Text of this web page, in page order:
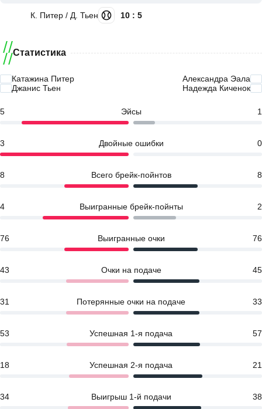
К. Питер / Д. Тьен 10 : 5
Статистика
Катажина Питер
Джанис Тьен
Александра Эала
Надежда Киченок
5 Эйсы 1
3 Двойные ошибки 0
8 Всего брейк-пойнтов 8
4 Выигранные брейк-пойнты 2
76 Выигранные очки 76
43 Очки на подаче 45
31 Потерянные очки на подаче 33
53 Успешная 1-я подача 57
18 Успешная 2-я подача 21
34 Выигрыш 1-й подачи 38